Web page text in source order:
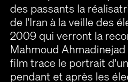
des passants la
de l'Iran à la veille des
2009 qui verront la
Mahmoud Ahmadinejad
film trace le portrait
pendant et après les